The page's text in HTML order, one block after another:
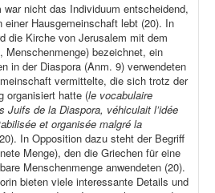
nicht das Individuum entscheidend,
einer Hausgemeinschaft lebt (20). In
die Kirche von Jerusalem mit dem
Menschenmenge) bezeichnet, ein
in der Diaspora (Anm. 9) verwendeten
vermittelte, die sich trotz der
organisiert hatte (le vocabulaire
Juifs de la Diaspora, véhiculait l’idée
et organisée malgré la
20). In Opposition dazu steht der Begriff
Menge), den die Griechen für eine
Menschenmenge anwendeten (20).
bieten viele interessante Details und